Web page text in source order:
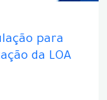
para
da LOA